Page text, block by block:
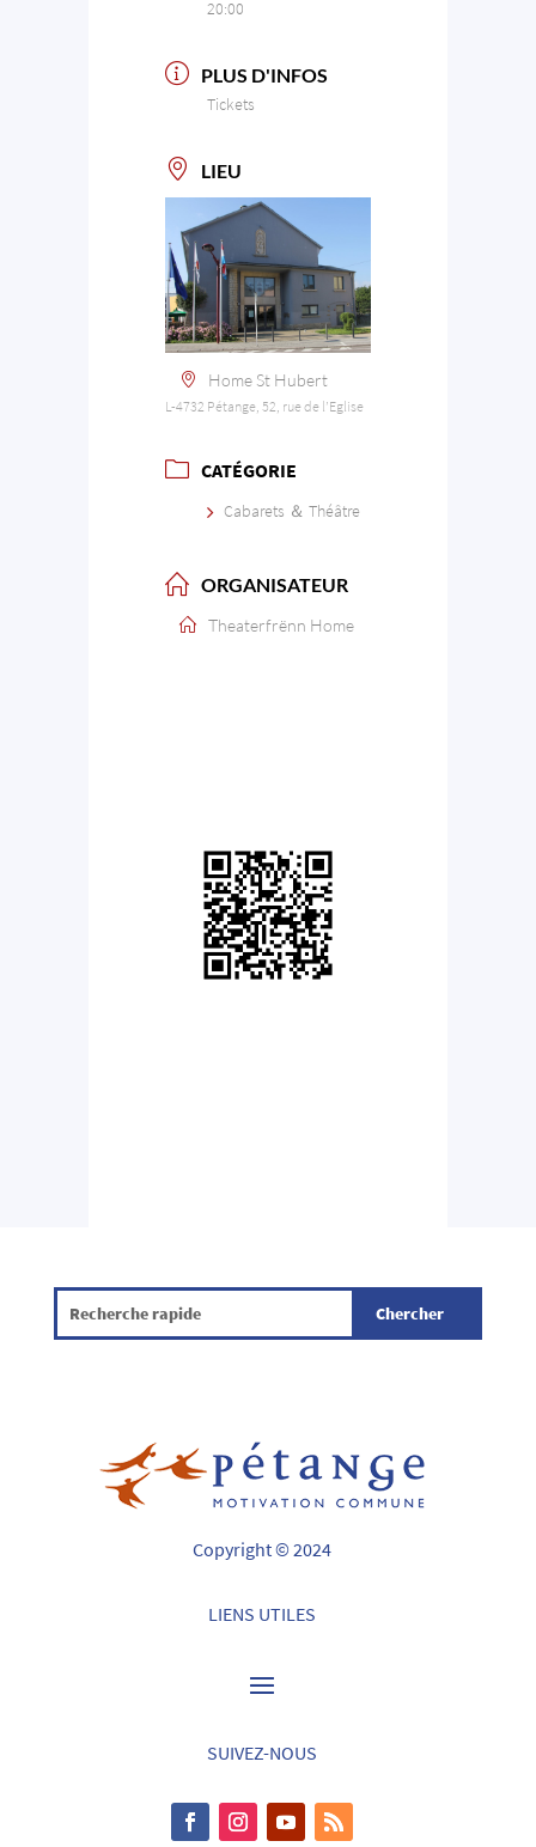
20:00
PLUS D'INFOS
Tickets
LIEU
Home St Hubert
L-4732 Pétange, 52, rue de l’Eglise
CATÉGORIE
Cabarets ＆ Théâtre
ORGANISATEUR
Theaterfrënn Home
Copyright © 2024
LIENS UTILES
SUIVEZ-NOUS